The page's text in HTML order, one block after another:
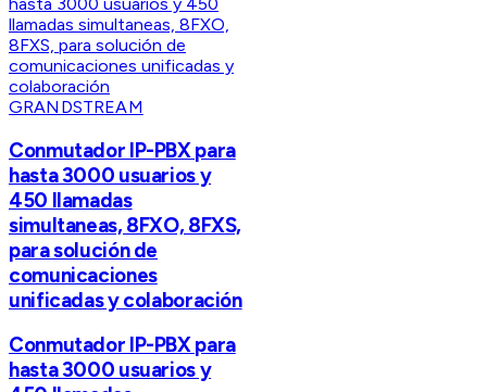
GRANDSTREAM
Conmutador IP-PBX para
hasta 3000 usuarios y
450 llamadas
simultaneas, 8FXO, 8FXS,
para solución de
comunicaciones
unificadas y colaboración
Conmutador IP-PBX para
hasta 3000 usuarios y